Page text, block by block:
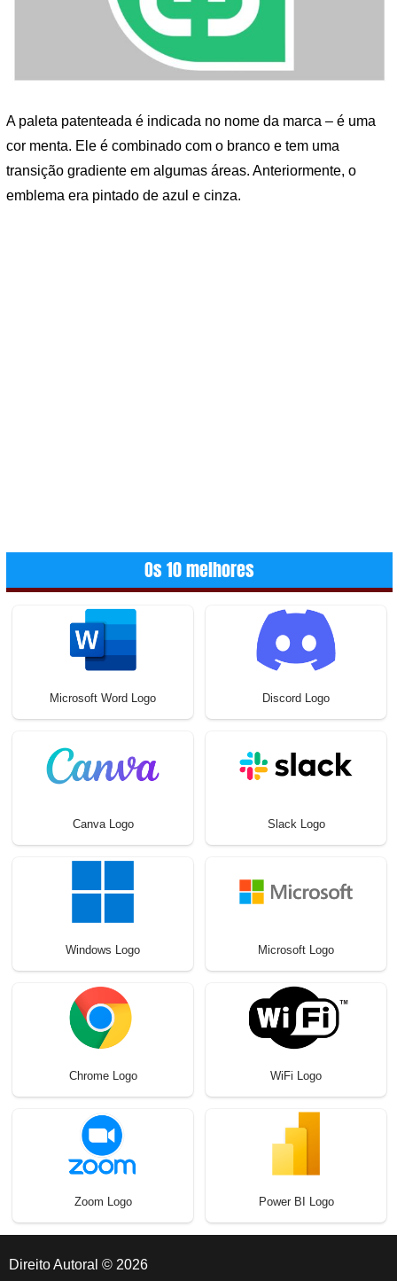
A paleta patenteada é indicada no nome da marca – é uma
cor menta. Ele é combinado com o branco e tem uma
transição gradiente em algumas áreas. Anteriormente, o
emblema era pintado de azul e cinza.
Os 10 melhores
Microsoft Word Logo Discord Logo
Canva Logo Slack Logo
Windows Logo Microsoft Logo
Chrome Logo WiFi Logo
Zoom Logo Power BI Logo
Direito Autoral © 2026